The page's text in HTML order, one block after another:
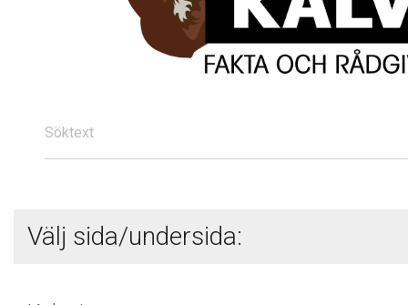
Söktext
Välj sida/undersida: